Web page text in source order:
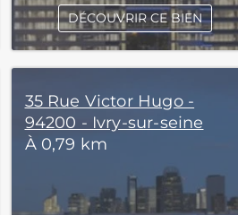
DÉCOUVRIR CE BIEN
35 Rue Victor Hugo -
94200 - Ivry-sur-seine
À 0,79 km